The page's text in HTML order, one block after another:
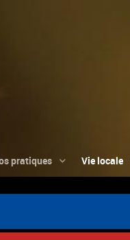
pratiques Vie locale